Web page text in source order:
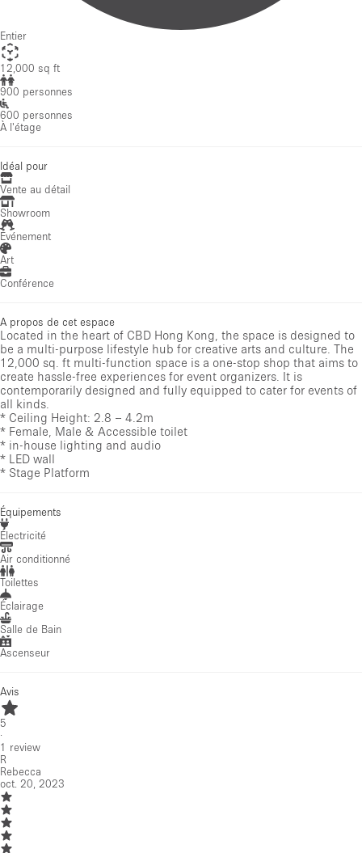
Entier
12,000 sq ft
900 personnes
600 personnes
À l'étage
Idéal pour
Vente au détail
Showroom
Événement
Art
Conférence
A propos de cet espace
Located in the heart of CBD Hong Kong, the space is designed to
be a multi-purpose lifestyle hub for creative arts and culture. The
12,000 sq. ft multi-function space is a one-stop shop that aims to
create hassle-free experiences for event organizers. It is
contemporarily designed and fully equipped to cater for events of
all kinds.
* Ceiling Height: 2.8 – 4.2m
* Female, Male & Accessible toilet
* in-house lighting and audio
* LED wall
* Stage Platform
Équipements
Électricité
Air conditionné
Toilettes
Éclairage
Salle de Bain
Ascenseur
Avis
5
·
1 review
R
Rebecca
oct. 20, 2023